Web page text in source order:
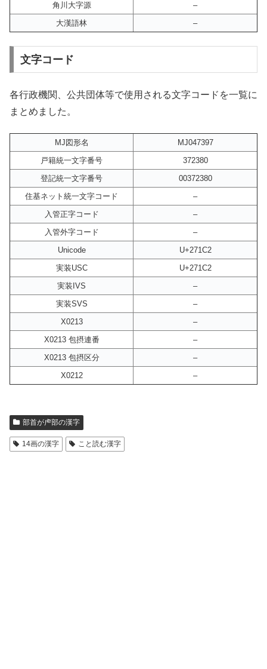
角川大字源
–
大漢語林
–
文字コード
各行政機関、公共団体等で使用される文字コードを一覧に
まとめました。
MJ図形名
MJ047397
戸籍統一文字番号
372380
登記統一文字番号
00372380
住基ネット統一文字コード
–
入管正字コード
–
入管外字コード
–
Unicode
U+271C2
実装USC
U+271C2
実装IVS
–
実装SVS
–
X0213
–
X0213 包摂連番
–
X0213 包摂区分
–
X0212
–
部首が虍部の漢字
14画の漢字 こと読む漢字